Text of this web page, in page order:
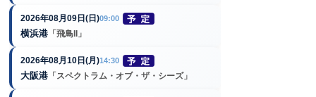
2026年08月09日(日)09:00
横浜港 「飛鳥II」
2026年08月10日(月)14:30
大阪港 「スペクトラム・オブ・ザ・シーズ」